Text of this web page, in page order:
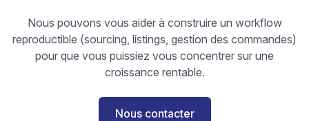
Nous pouvons vous aider à construire un workflow
reproductible (sourcing, listings, gestion des commandes)
pour que vous puissiez vous concentrer sur une
croissance rentable.
Nous contacter